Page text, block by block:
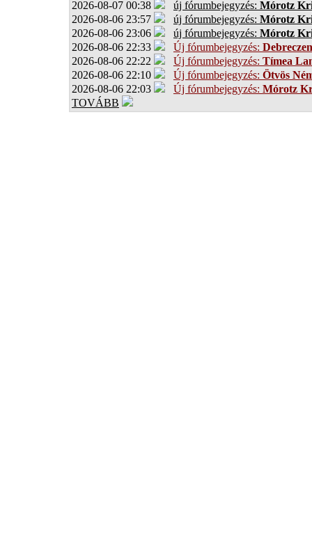
2026-08-07 00:38 új fórumbejegyzés: Mórotz
2026-08-06 23:57
új fórumbejegyzés: Mórotz
2026-08-06 23:06
új fórumbejegyzés: Mórotz
2026-08-06 22:33
Új fórumbejegyzés:
2026-08-06 22:22
Új fórumbejegyzés: Tímea
2026-08-06 22:10
Új fórumbejegyzés: Ötvös
2026-08-06 22:03
Új fórumbejegyzés: Mórotz
TOVÁBB